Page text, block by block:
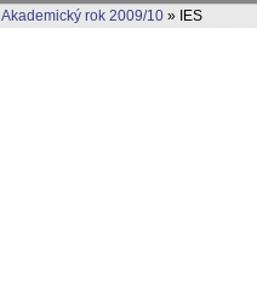
Akademický rok 2009/10 » IES